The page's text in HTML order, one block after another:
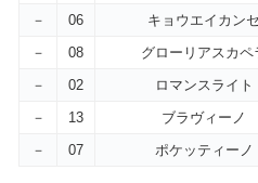
－
06 キョウエイカンセ
－
08 グローリアスカペ
－
02 ロマンスライト
－
13 ブラヴィーノ
－
07 ポケッティーノ